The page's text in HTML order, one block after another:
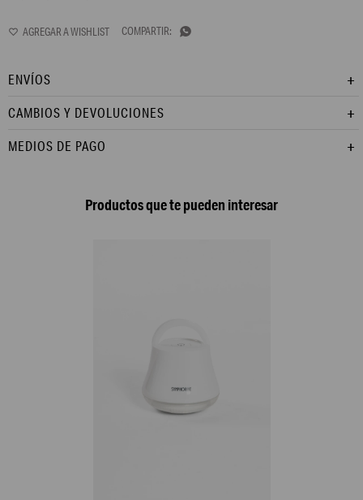

ENVÍOS
CAMBIOS Y DEVOLUCIONES
MEDIOS DE PAGO
Productos que te pueden interesar